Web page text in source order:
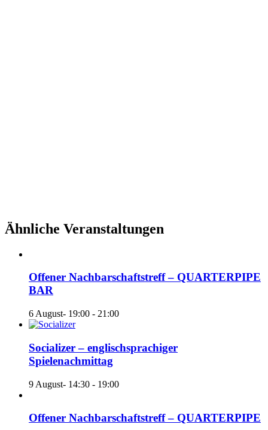
Ähnliche Veranstaltungen
Offener Nachbarschaftstreff – QUARTERPIPE
BAR
6 August- 19:00 - 21:00
Socializer – englischsprachiger
Spielenachmittag
9 August- 14:30 - 19:00
Offener Nachbarschaftstreff – QUARTERPIPE